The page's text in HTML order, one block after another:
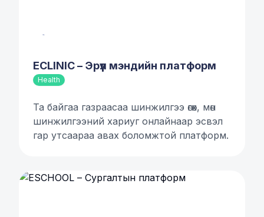
ECLINIC – Эрүүл мэндийн платформ
Health
Та байгаа газраасаа шинжилгээ өгөх, мөн
шинжилгээний хариуг онлайнаар эсвэл
гар утсаараа авах боломжтой платформ.